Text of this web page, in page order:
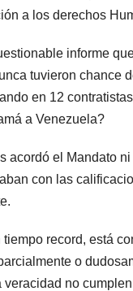
a los derechos
informe
tuvieron chance
en 12
a Venezuela?
acordó el Mandato
con las
record, está
o
no